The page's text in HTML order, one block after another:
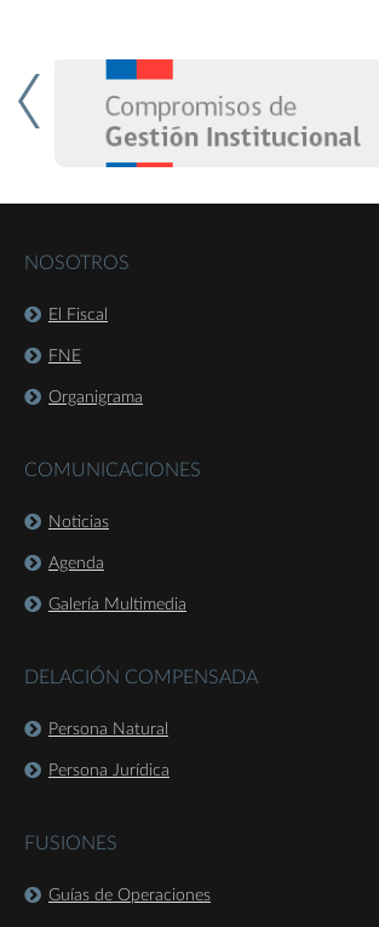
NOSOTROS
El Fiscal
FNE
Organigrama
COMUNICACIONES
Noticias
Agenda
Galería Multimedia
DELACIÓN COMPENSADA
Persona Natural
Persona Jurídica
FUSIONES
Guías de Operaciones